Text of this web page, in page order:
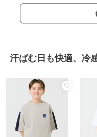
汗ばむ日も快適、冷